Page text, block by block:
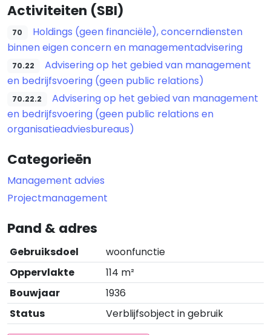
Activiteiten (SBI)
70
Holdings (geen financiële), concerndiensten
binnen eigen concern en managementadvisering
70.22
Advisering op het gebied van management
en bedrijfsvoering (geen public relations)
70.22.2
Advisering op het gebied van management
en bedrijfsvoering (geen public relations en
organisatieadviesbureaus)
Categorieën
Management advies
Projectmanagement
Pand & adres
Gebruiksdoel
woonfunctie
Oppervlakte
114 m²
Bouwjaar
1936
Status
Verblijfsobject in gebruik